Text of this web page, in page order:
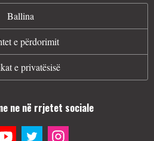
Ballina
e përdorimit
e privatësisë
ne në rrjetet sociale